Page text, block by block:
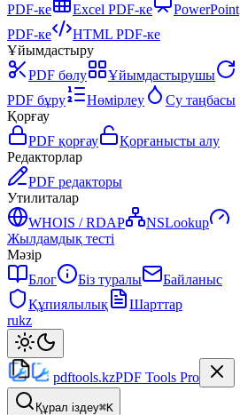
PDF-ке
Excel PDF-ке
PowerPoint
PDF-ке
HTML PDF-ке
Ұйымдастыру
PDF бөлу
Ұйымдастырушы
PDF бұру
Нөмірлеу
Су таңбасы
Қорғау
PDF қорғау
Қорғанысты алу
Редакторлар
PDF редакторы
Утилиталар
WHOIS / RDAP
NSLookup
Жылдамдық тесті
Мәзір
Блог
Біз туралы
Байланыс
Құпиялылық
Шарттар
rukz
pdftools.kzPDF Tools Pro
Құрал іздеу⌘K